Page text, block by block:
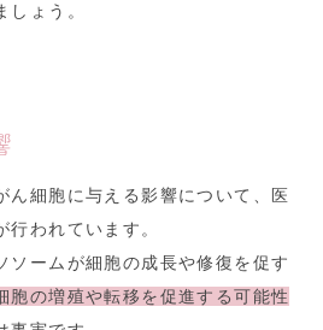
しょう。
ん細胞に与える影響について、医
われています。
ソームが細胞の成長や修復を促す
胞の増殖や転移を促進する可能性